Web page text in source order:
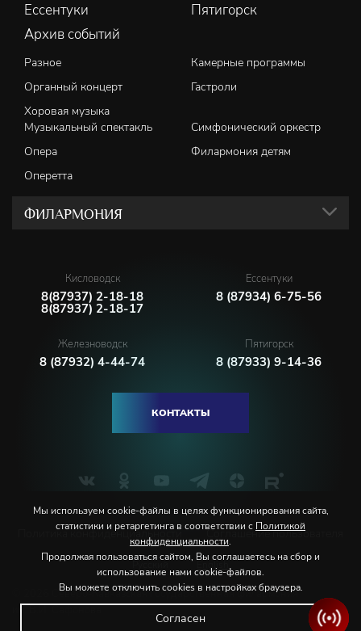
Ессентуки
Пятигорск
Архив событий
Разное
Камерные программы
Органный концерт
Гастроли
Хоровая музыка
Музыкальный спектакль
Симфонический оркестр
Опера
Филармония детям
Оперетта
ФИЛАРМОНИЯ
Кисловодск
8(87937) 2-18-18
8(87937) 2-18-17
Ессентуки
8 (87934) 6-75-56
Железноводск
8 (87932) 4-44-74
Пятигорск
8 (87933) 9-14-36
КОНТАКТЫ
Политика конфиденциальности Соглашение пользователя
© 2026 Северо-Кавказская государственная филармония
им. В.И. Сафонова
Мы используем cookie-файлы в целях функционирования сайта,
статистики и ретаргетинга в соответствии с Политикой
конфиденциальности.
Продолжая пользоваться сайтом, Вы соглашаетесь на сбор и
использование нами cookie-файлов.
Вы можете отключить cookies в настройках браузера.
Согласен